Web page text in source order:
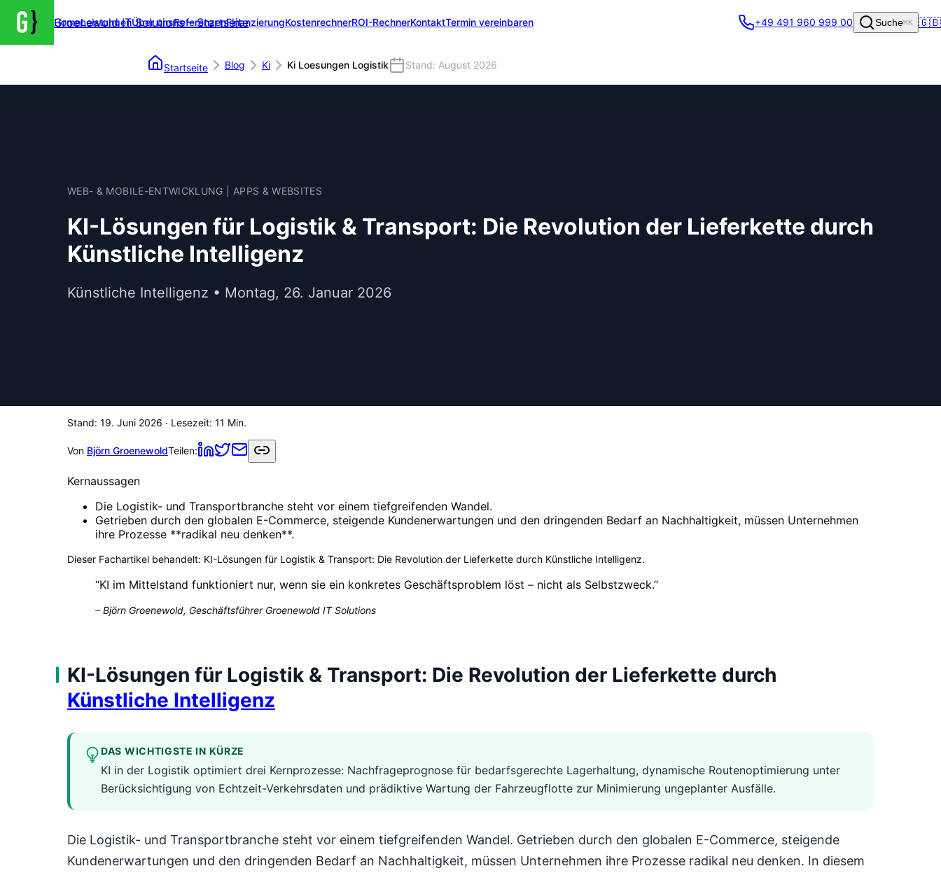
Groenewold IT Solutions – Startseite
HomeLeistungenÜber unsReferenzenFinanzierungKostenrechnerROI-RechnerKontaktTermin vereinbaren
Startseite Blog Ki Ki Loesungen Logistik Stand: August 2026
+49 491 960 999 00 Suche⌘K 🇬🇧
WEB- & MOBILE-ENTWICKLUNG | APPS & WEBSITES
KI-Lösungen für Logistik & Transport: Die Revolution der Lieferkette durch
Künstliche Intelligenz
Künstliche Intelligenz • Montag, 26. Januar 2026
Stand: 19. Juni 2026 · Lesezeit: 11 Min.
Von Björn GroenewoldTeilen:
Kernaussagen
Die Logistik- und Transportbranche steht vor einem tiefgreifenden Wandel.
Getrieben durch den globalen E-Commerce, steigende Kundenerwartungen und den dringenden Bedarf an Nachhaltigkeit, müssen Unternehmen
ihre Prozesse **radikal neu denken**.
Dieser Fachartikel behandelt: KI-Lösungen für Logistik & Transport: Die Revolution der Lieferkette durch Künstliche Intelligenz.
“KI im Mittelstand funktioniert nur, wenn sie ein konkretes Geschäftsproblem löst – nicht als Selbstzweck.”
–Björn Groenewold, Geschäftsführer Groenewold IT Solutions
KI-Lösungen für Logistik & Transport: Die Revolution der Lieferkette durch
Künstliche Intelligenz
DAS WICHTIGSTE IN KÜRZE
KI in der Logistik optimiert drei Kernprozesse: Nachfrageprognose für bedarfsgerechte Lagerhaltung, dynamische Routenoptimierung unter
Berücksichtigung von Echtzeit-Verkehrsdaten und prädiktive Wartung der Fahrzeugflotte zur Minimierung ungeplanter Ausfälle.
Die Logistik- und Transportbranche steht vor einem tiefgreifenden Wandel. Getrieben durch den globalen E-Commerce, steigende
Kundenerwartungen und den dringenden Bedarf an Nachhaltigkeit, müssen Unternehmen ihre Prozesse radikal neu denken. In diesem